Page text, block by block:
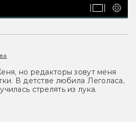
но редакторы зовут меня
В детстве любила Леголаса,
стрелять из лука.